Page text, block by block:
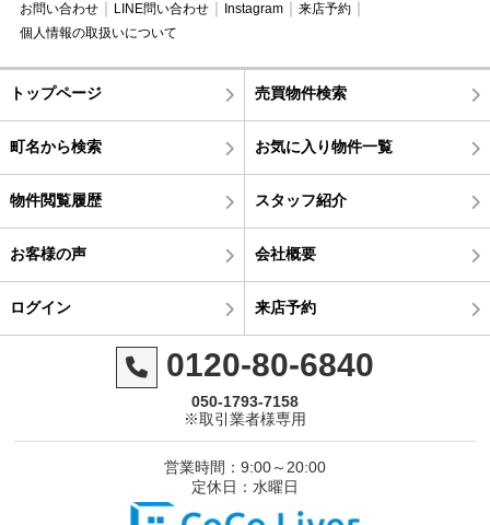
お問い合わせ
LINE問い合わせ Instagram
来店予約
個人情報の取扱いについて
トップページ 売買物件検索
町名から検索 お気に入り物件一覧
物件閲覧履歴 スタッフ紹介
お客様の声 会社概要
ログイン 来店予約
0120-80-6840
050-1793-7158
※取引業者様専用
営業時間：9:00～20:00
定休日：水曜日